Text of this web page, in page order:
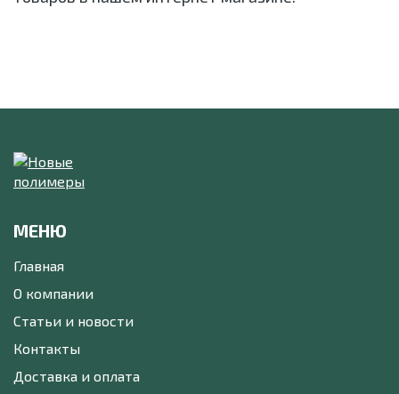
МЕНЮ
Главная
О компании
Статьи и новости
Контакты
Доставка и оплата